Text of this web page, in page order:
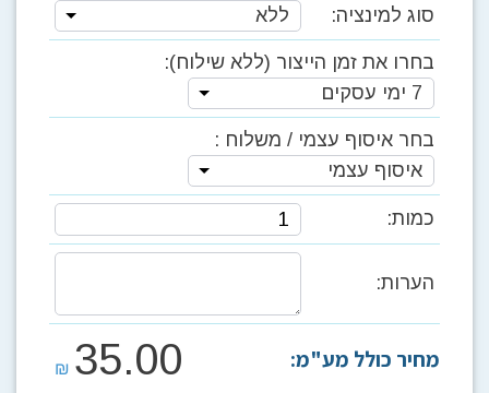
סוג למינציה: ללא
בחרו את זמן הייצור (ללא שילוח):
7 ימי עסקים
בחר איסוף עצמי / משלוח :
איסוף עצמי
כמות:
הערות:
מחיר כולל מע"מ: 35.00
₪